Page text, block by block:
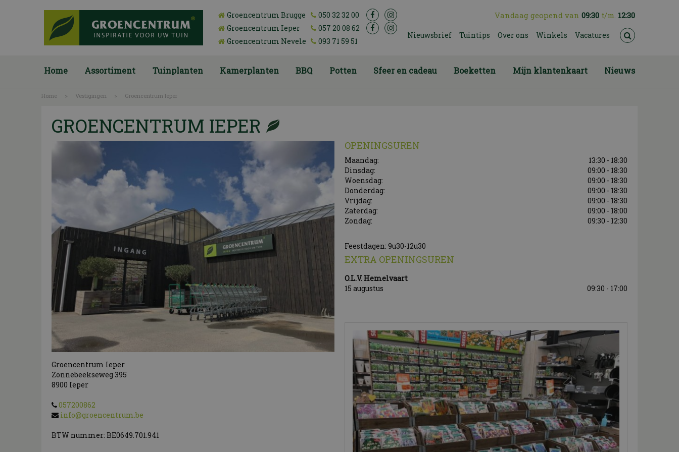
Home > Vestigingen > Groencentrum Ieper
Vandaag geopend van 09:30 t/m. 12:30
Groencentrum Brugge
050 32 32 00
Groencentrum Ieper
057 20 08 62
Groencentrum Nevele
093 71 59 51
Nieuwsbrief Tuintips Over ons Winkels Vacatures
Home Assortiment Tuinplanten Kamerplanten BBQ Potten Sfeer en cadeau Boeketten Mijn klantenkaart Nieuws
GROENCENTRUM IEPER
Groencentrum Ieper
Zonnebeekseweg 395
8900 Ieper
057200862
info@groencentrum.be
BTW nummer: BE0649.701.941
OPENINGSUREN
Maandag:
13:30 - 18:30
Dinsdag:
09:00 - 18:30
Woensdag:
09:00 - 18:30
Donderdag:
09:00 - 18:30
Vrijdag:
09:00 - 18:30
Zaterdag:
09:00 - 18:00
Zondag:
09:30 - 12:30
Feestdagen: 9u30-12u30
EXTRA OPENINGSUREN
O.L.V. Hemelvaart
15 augustus
09:30 - 17:00